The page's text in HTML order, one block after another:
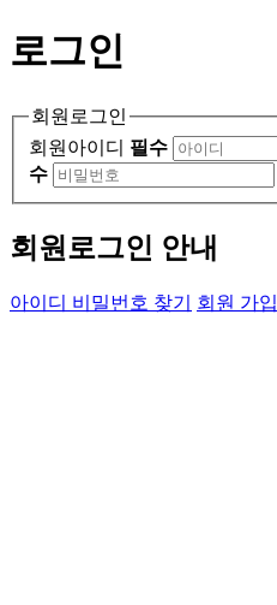
로그인
회원로그인
회원아이디 필수
수
회원로그인 안내
아이디 비밀번호 찾기 회원 가입